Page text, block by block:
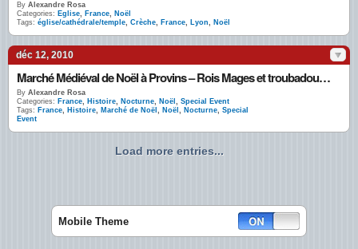
By Alexandre Rosa
Categories: Eglise, France, Noël
Tags: église/cathédrale/temple, Crèche, France, Lyon, Noël
déc 12, 2010
Marché Médiéval de Noël à Provins – Rois Mages et troubadours animent banquet et bal d’époque
By Alexandre Rosa
Categories: France, Histoire, Nocturne, Noël , Special Event
Tags: France, Histoire, Marché de Noël , Noël , Nocturne, Special
Event
Load more entries...
Mobile Theme